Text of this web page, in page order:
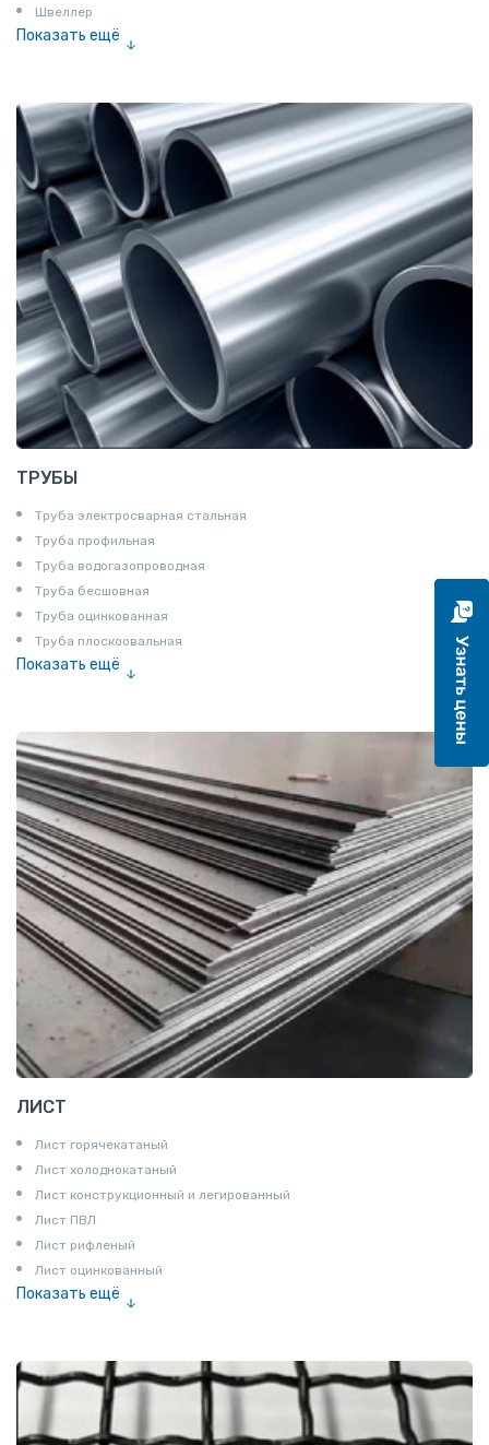
Швеллер
Показать ещё
Катанка
Шестигранник
Полособульб
Полукруг
Шпунт Ларсена
ТРУБЫ
Труба электросварная стальная
Труба профильная
Труба водогазопроводная
Труба бесшовная
Труба оцинкованная
Труба плоскоовальная
Показать ещё
ЛИСТ
Лист горячекатаный
Лист холоднокатаный
Лист конструкционный и легированный
Лист ПВЛ
Лист рифленый
Лист оцинкованный
Показать ещё